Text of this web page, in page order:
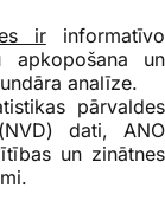
irinformatīvo
apkopošana un
analīze.
pārvaldes
dati, ANO
un zinātnes